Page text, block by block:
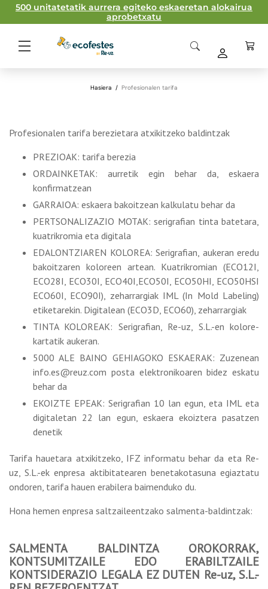
500 unitatetatik aurrera egiteko eskaeretan alokairua
aprobetxatu
Hasiera / Profesionalen tarifa
Profesionalen tarifa berezietara atxikitzeko baldintzak
PREZIOAK: tarifa berezia
ORDAINKETAK: aurretik egin behar da, eskaera
konfirmatzean
GARRAIOA: eskaera bakoitzean kalkulatu behar da
PERTSONALIZAZIO MOTAK: serigrafian tinta batetara,
kuatrikromia eta digitala
EDALONTZIAREN KOLOREA: Serigrafian, aukeran eredu
bakoitzaren koloreen artean. Kuatrikromian (ECO12I,
ECO28I, ECO30I, ECO40I,ECO50I, ECO50HI, ECO50HSI
ECO60I, ECO90I), zeharrargiak IML (In Mold Labeling)
etiketarekin. Digitalean (ECO3D, ECO60), zeharrargiak
TINTA KOLOREAK: Serigrafian, Re-uz, S.L.-en kolore-
kartatik aukeran.
5000 ALE BAINO GEHIAGOKO ESKAERAK: Zuzenean
info.es@reuz.com posta elektronikoaren bidez eskatu
behar da
EKOIZTE EPEAK: Serigrafian 10 lan egun, eta IML eta
digitaletan 22 lan egun, eskaera ekoiztera pasatzen
denetik
Tarifa hauetara atxikitzeko, IFZ informatu behar da eta Re-
uz, S.L.-ek enpresa aktibitatearen benetakotasuna egiaztatu
ondoren, tarifa hauen erabilera baimenduko du.
Hona hemen enpresa saltzaileentzako salmenta-baldintzak:
SALMENTA BALDINTZA OROKORRAK,
KONTSUMITZAILE EDO ERABILTZAILE
KONTSIDERAZIO LEGALA EZ DUTEN Re-uz, S.L.-